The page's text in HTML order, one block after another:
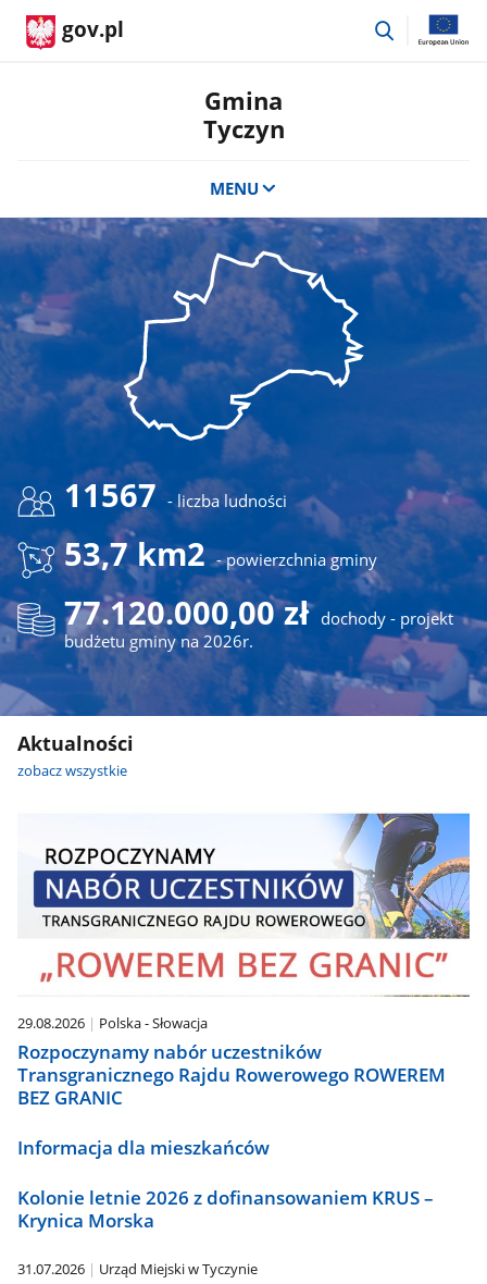
gov.pl
przejdź
Gmina
Tyczyn
MENU
11567 - liczba ludności
53,7 km2 - powierzchnia gminy
77.120.000,00 zł dochody - projekt
budżetu gminy na 2026r.
Aktualności
zobacz wszystkie
29.08.2026 Polska - Słowacja
Rozpoczynamy nabór uczestników
Transgranicznego Rajdu Rowerowego ROWEREM
BEZ GRANIC
Informacja dla mieszkańców
Kolonie letnie 2026 z dofinansowaniem KRUS –
Krynica Morska
31.07.2026 Urząd Miejski w Tyczynie